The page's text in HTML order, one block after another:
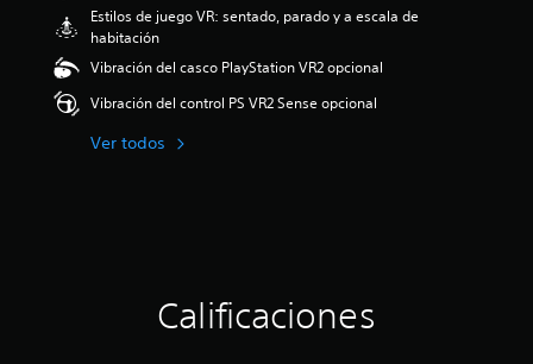
Estilos de juego VR: sentado, parado y a escala de
habitación
Vibración del casco PlayStation VR2 opcional
Vibración del control PS VR2 Sense opcional
Ver todos
Calificaciones